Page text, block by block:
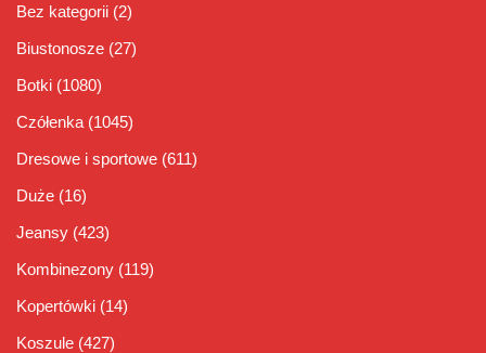
Bez kategorii (2)
Biustonosze (27)
Botki (1080)
Czółenka (1045)
Dresowe i sportowe (611)
Duże (16)
Jeansy (423)
Kombinezony (119)
Kopertówki (14)
Koszule (427)